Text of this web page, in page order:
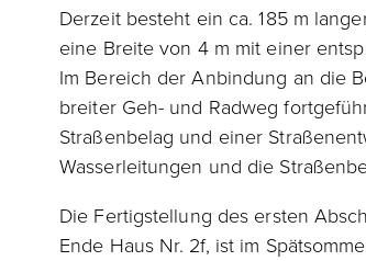
Derzeit besteht ein ca. 185 m
eine Breite von 4 m mit einer
Im Bereich der Anbindung an die
breiter Geh- und Radweg
Straßenbelag und einer
Wasserleitungen und die
Die Fertigstellung des ersten
Ende Haus Nr. 2f, ist im